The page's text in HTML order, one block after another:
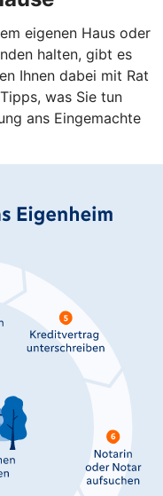
eigenen Haus oder
halten, gibt es
Ihnen dabei mit Rat
was Sie tun
ans Eingemachte